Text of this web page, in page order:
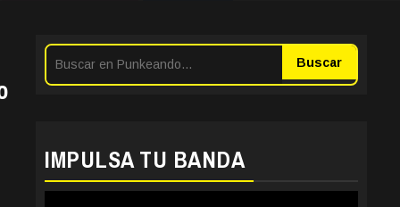
Buscar
IMPULSA TU BANDA